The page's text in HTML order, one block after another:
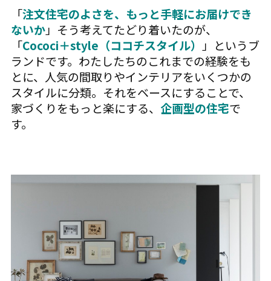
「注文住宅のよさを、もっと手軽にお届けでき
ないか」そう考えてたどり着いたのが、
「Cococi＋style（ココチスタイル）
」というブ
ランドです。わたしたちのこれまでの経験をも
とに、人気の間取りやインテリアをいくつかの
スタイルに分類。それをベースにすることで、
家づくりをもっと楽にする、 企画型の住宅で
す。